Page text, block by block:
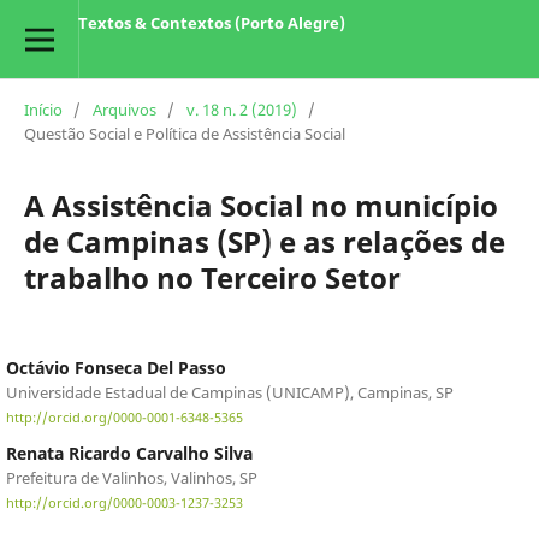
Textos & Contextos (Porto Alegre)
Início / Arquivos / v. 18 n. 2 (2019)
/
Questão Social e Política de Assistência Social
A Assistência Social no município
de Campinas (SP) e as relações de
trabalho no Terceiro Setor
Octávio Fonseca Del Passo
Universidade Estadual de Campinas (UNICAMP), Campinas, SP
http://orcid.org/0000-0001-6348-5365
Renata Ricardo Carvalho Silva
Prefeitura de Valinhos, Valinhos, SP
http://orcid.org/0000-0003-1237-3253